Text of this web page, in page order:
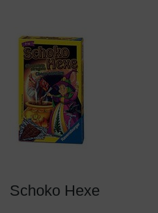
Schoko Hexe